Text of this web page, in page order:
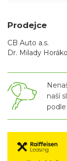
Prodejce
CB Auto a.s.
Dr. Milady
naší